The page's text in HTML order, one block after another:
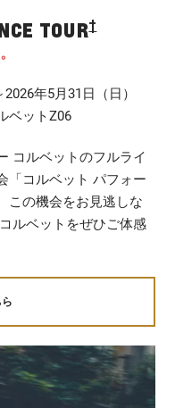
TOUR†
年5月31日（日）​
ベットZ06​
コルベットのフルライ
「コルベット パフォー
この機会をお見逃しな
ルベットをぜひご体感